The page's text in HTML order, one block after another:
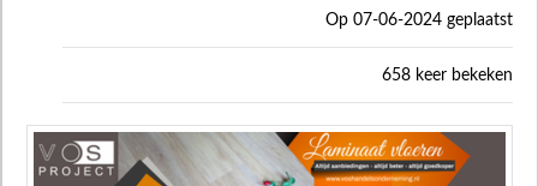
Op 07-06-2024 geplaatst
658 keer bekeken